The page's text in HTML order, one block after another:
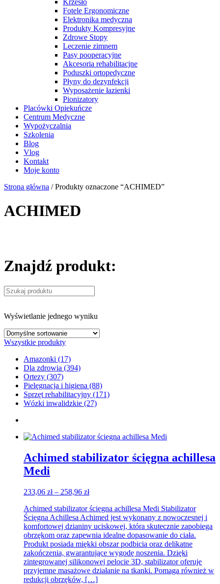
Krzesło
Fotele Ergonomiczne
Elektronika medyczna
Produkty Kompresyjne
Zdrowe Stopy
Leczenie zimnem
Pasy pooperacyjne
Akcesoria rehabilitacjne
Poduszki ortopedyczne
Płyny do dezynfekcji
Wyposażenie łazienki
Pionizatory
Placówki Opiekuńcze
Centrum Medyczne
Wypożyczalnia
Szkolenia
Blog
Vlog
Kontakt
Moje konto
Strona główna / Produkty oznaczone “ACHIMED”
ACHIMED
Znajdź produkt:
Wyświetlanie jednego wyniku
Wszystkie produkty
Amazonki (17)
Dla zdrowia (394)
Ortezy (307)
Pielęgnacja i higiena (88)
Sprzęt rehabilitacyjny (171)
Wózki inwalidzkie (27)
Achimed stabilizator ścięgna achillesa
Medi
233,06 zł – 258,96 złZakres
od
233,06 zł
do
258,96 zł
Achimed stabilizator ścięgna achillesa Medi Stabilizator
Ścięgna Achillesa Achimed jest wykonany z nowoczesnej i
komfortowej dzianiny uciskowej, która skutecznie zapobiega
obrzękom oraz zapewnia idealne dopasowanie do ciała.
Produkt posiada miękki obszar podbicia oraz delikatne
zakończenia, gwarantujące wygodę noszenia. Dzięki
zintegrowanej silikonowej pelocie 3D, stabilizator oferuje
przyjemne masażowe działanie na tkanki. Pomaga również w
redukcji obrzęków, […]